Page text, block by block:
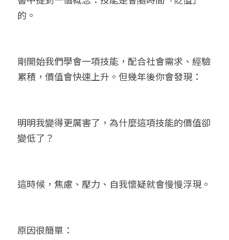
的。
剛開始我們學會一項技能，配合社會需求、經驗
累積，價值會快速上升。但幾年後你會發現：
明明我變得更厲害了，為什麼這項技能的價值卻
變低了？
這時候，焦慮、壓力、自我懷疑就會慢慢浮現。
原因很簡單：